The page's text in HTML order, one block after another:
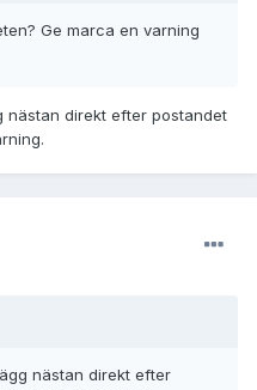
Ge marca en varning
nästan direkt efter postandet
nästan direkt efter